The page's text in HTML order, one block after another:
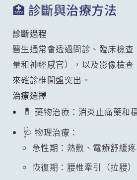
🏥 診斷與治療方法
診斷過程
醫生通常會透過問診、臨床檢查
量和神經感官），以及影像檢查
來確診椎間盤突出。
治療選擇
💊 藥物治療：消炎止痛藥和
🩺 物理治療：
急性期：熱敷、電療舒緩
恢復期：腰椎牽引（拉腰